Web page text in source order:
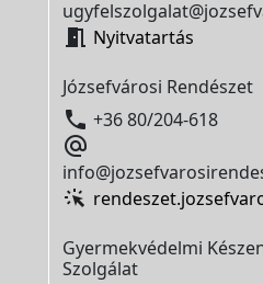
 Nyitvatartás
Józsefvárosi Rendészet
 +36 80/204-618

Gyermekvédelmi
Szolgálat